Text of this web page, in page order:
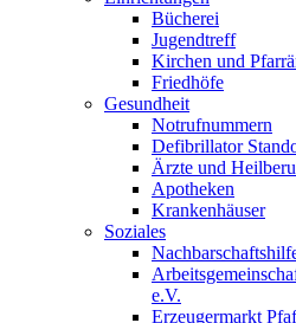
Bücherei
Jugendtreff
Kirchen und
Friedhöfe
Gesundheit
Notrufnummern
Defibrillator
Ärzte und
Apotheken
Krankenhäuser
Soziales
e.V.
Erzeugermarkt